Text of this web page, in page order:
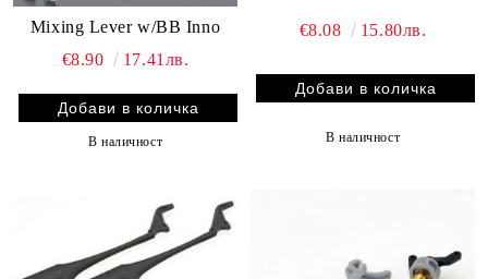
Mixing Lever w/BB Inno
€8.90
17.41лв.
В наличност
€8.08 15.80лв.
В наличност